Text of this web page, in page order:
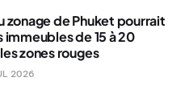
zonage de Phuket pourrait
de 15 à 20
zones rouges
2026